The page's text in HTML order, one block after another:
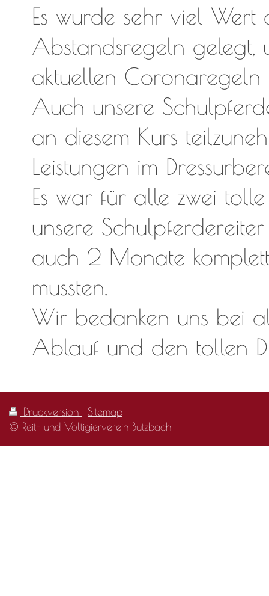
Es wurde sehr viel
Abstandsregeln gelegt,
aktuellen
Auch unsere
an diesem Kurs
Leistungen im
Es war für alle zwei
unsere
auch 2 Monate
mussten.
Wir bedanken uns bei
Ablauf und den tollen
Druckversion | Sitemap
© Reit- und Voltigierverein Butzbach